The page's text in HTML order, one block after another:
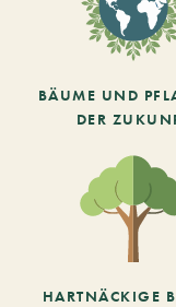
BÄUME UND
DER
HARTNÄCKIGE